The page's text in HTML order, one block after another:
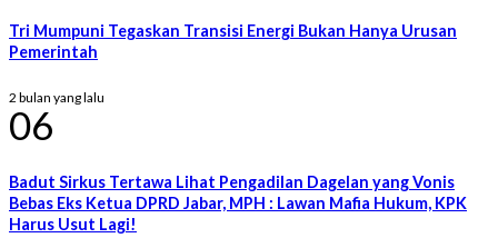
Tri Mumpuni Tegaskan Transisi Energi Bukan Hanya Urusan
Pemerintah
2 bulan yang lalu
06
Badut Sirkus Tertawa Lihat Pengadilan Dagelan yang Vonis
Bebas Eks Ketua DPRD Jabar, MPH : Lawan Mafia Hukum, KPK
Harus Usut Lagi!